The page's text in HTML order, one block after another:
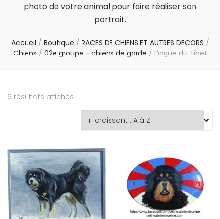
photo de votre animal pour faire réaliser son
portrait.
Accueil / Boutique / RACES DE CHIENS ET AUTRES DECORS /
Chiens / 02e groupe - chiens de garde / Dogue du Tibet
6 résultats affichés